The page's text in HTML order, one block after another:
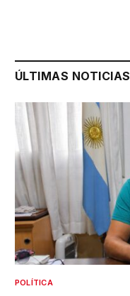
ÚLTIMAS NOTICIAS
POLÍTICA